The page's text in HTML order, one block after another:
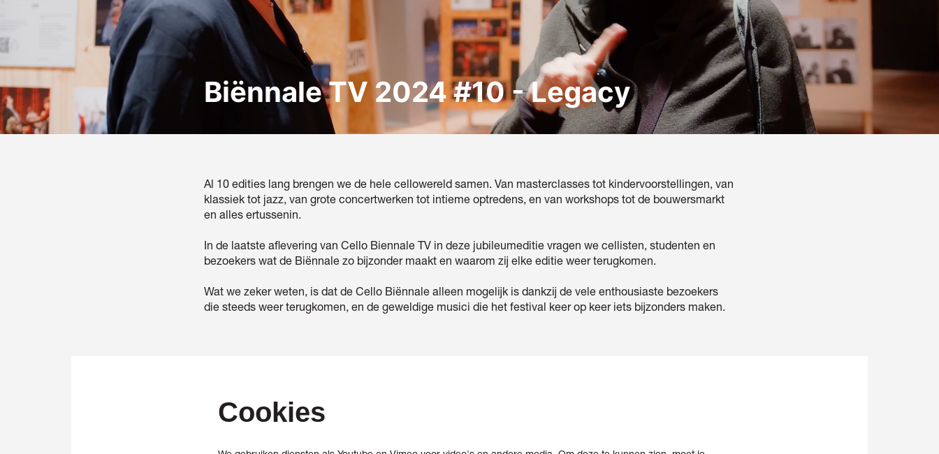
Biënnale TV 2024 #10 - Legacy
Al 10 edities lang brengen we de hele cellowereld samen. Van masterclasses tot kindervoorstellingen, van
klassiek tot jazz, van grote concertwerken tot intieme optredens, en van workshops tot de bouwersmarkt
en alles ertussenin.
In de laatste aflevering van Cello Biennale TV in deze jubileumeditie vragen we cellisten, studenten en
bezoekers wat de Biënnale zo bijzonder maakt en waarom zij elke editie weer terugkomen.
Wat we zeker weten, is dat de Cello Biënnale alleen mogelijk is dankzij de vele enthousiaste bezoekers
die steeds weer terugkomen, en de geweldige musici die het festival keer op keer iets bijzonders maken.
Cookies